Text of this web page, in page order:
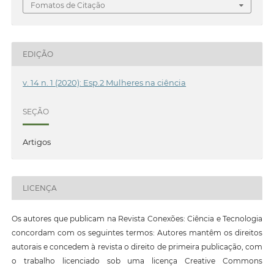
Fomatos de Citação
EDIÇÃO
v. 14 n. 1 (2020): Esp.2 Mulheres na ciência
SEÇÃO
Artigos
LICENÇA
Os autores que publicam na Revista Conexões: Ciência e Tecnologia
concordam com os seguintes termos: Autores mantêm os direitos
autorais e concedem à revista o direito de primeira publicação, com
o trabalho licenciado sob uma licença Creative Commons